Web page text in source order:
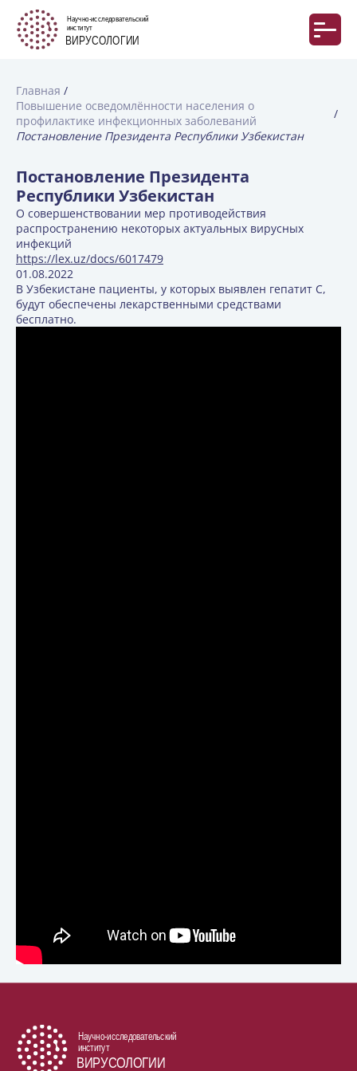
Главная
Повышение осведомлённости населения о
профилактике инфекционных заболеваний
Постановление Президента Республики Узбекистан
Постановление Президента
Республики Узбекистан
О совершенствовании мер противодействия
распространению некоторых актуальных вирусных
инфекций
https://lex.uz/docs/6017479
01.08.2022
В Узбекистане пациенты, у которых выявлен гепатит С,
будут обеспечены лекарственными средствами
бесплатно.